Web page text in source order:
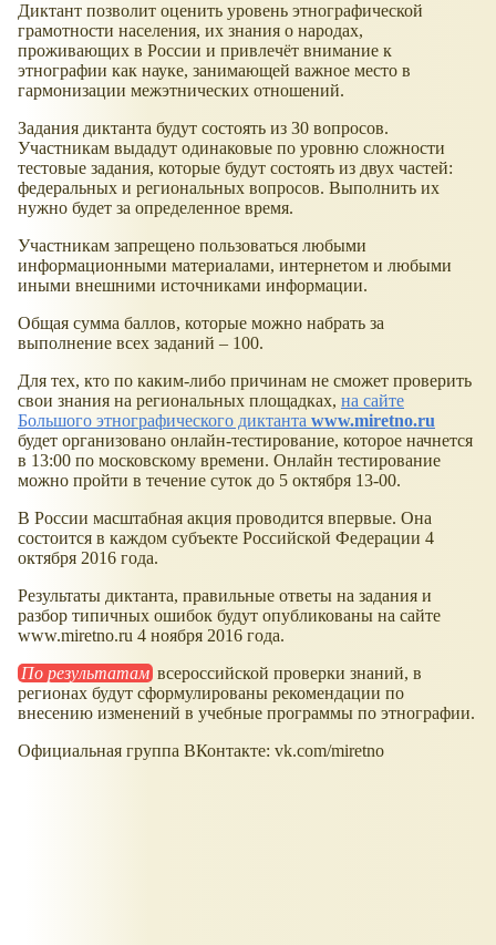
Диктант позволит оценить уровень этнографической
грамотности населения, их знания о народах,
проживающих в России и привлечёт внимание к
этнографии как науке, занимающей важное место в
гармонизации межэтнических отношений.
Задания диктанта будут состоять из 30 вопросов.
Участникам выдадут одинаковые по уровню сложности
тестовые задания, которые будут состоять из двух частей:
федеральных и региональных вопросов. Выполнить их
нужно будет за определенное время.
Участникам запрещено пользоваться любыми
информационными материалами, интернетом и любыми
иными внешними источниками информации.
Общая сумма баллов, которые можно набрать за
выполнение всех заданий – 100.
Для тех, кто по каким-либо причинам не сможет проверить
свои знания на региональных площадках, на сайте
Большого этнографического диктанта www.miretno.ru
будет организовано онлайн-тестирование, которое начнется
в 13:00 по московскому времени. Онлайн тестирование
можно пройти в течение суток до 5 октября 13-00.
В России масштабная акция проводится впервые. Она
состоится в каждом субъекте Российской Федерации 4
октября 2016 года.
Результаты диктанта, правильные ответы на задания и
разбор типичных ошибок будут опубликованы на сайте
www.miretno.ru 4 ноября 2016 года.
По результатам всероссийской проверки знаний, в
регионах будут сформулированы рекомендации по
внесению изменений в учебные программы по этнографии.
Официальная группа ВКонтакте: vk.com/miretno